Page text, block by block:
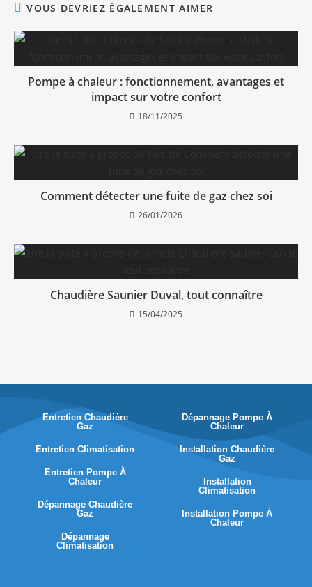
VOUS DEVRIEZ ÉGALEMENT AIMER
Pompe à chaleur : fonctionnement, avantages et
impact sur votre confort
18/11/2025
Comment détecter une fuite de gaz chez soi
26/01/2026
Chaudière Saunier Duval, tout connaître
15/04/2025
Entretien Chaudière
Gaz
Entretien Climatisation
Entretien Pompe À
Chaleur
Dépannage Chaudière
Gaz
Dépannage
Climatisation
Dépannage Pompe À
Chaleur
Installation Chaudière
Gaz
Installation
Climatisation
Installation Pompe À
Chaleur